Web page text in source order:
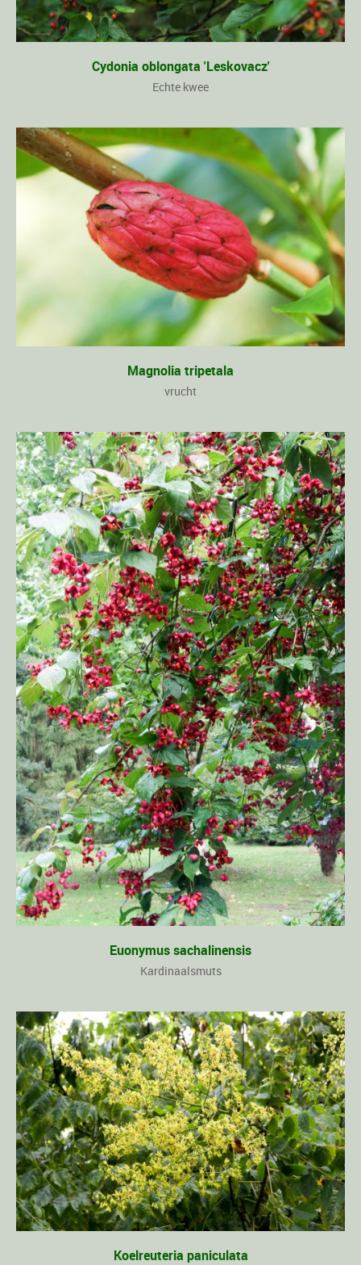
Cydonia oblongata 'Leskovacz'
Echte kwee
Magnolia tripetala
vrucht
Euonymus sachalinensis
Kardinaalsmuts
Koelreuteria paniculata